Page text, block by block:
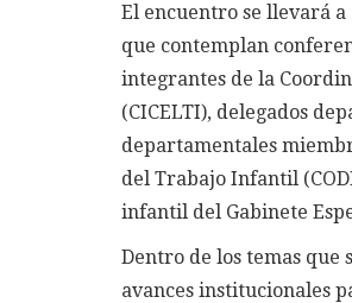
El encuentro se llevará
que contemplan
integrantes de la
(CICELTI), delegados
departamentales
del Trabajo Infantil
infantil del Gabinete
Dentro de los temas que
avances institucionales